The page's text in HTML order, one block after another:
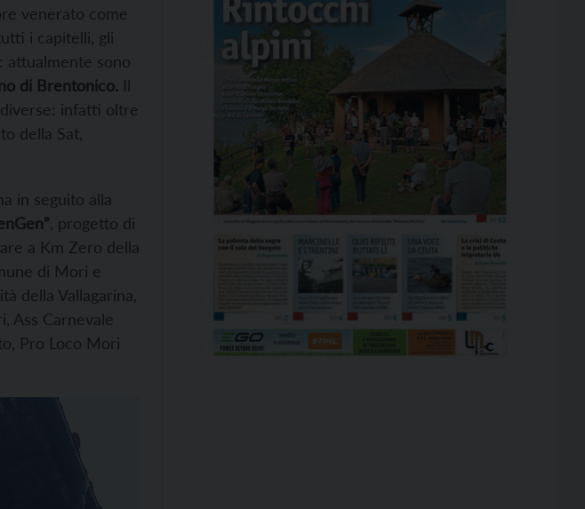
venerato come
i capitelli, gli
attualmente sono
di Brentonico. Il
infatti oltre
della Sat,
in seguito alla
, progetto di
a Km Zero della
di Mori e
della Vallagarina,
Ass Carnevale
Pro Loco Mori